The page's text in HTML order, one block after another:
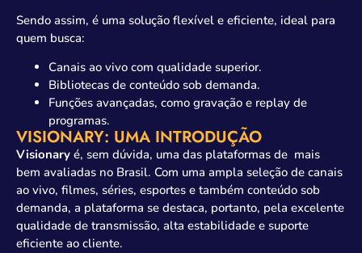
Sendo assim, é uma solução flexível e eficiente, ideal para
quem busca:
Canais ao vivo com qualidade superior.
Bibliotecas de conteúdo sob demanda.
Funções avançadas, como gravação e replay de
programas.
VISIONARY: UMA INTRODUÇÃO
Visionary é, sem dúvida, uma das plataformas de mais
bem avaliadas no Brasil. Com uma ampla seleção de canais
ao vivo, filmes, séries, esportes e também conteúdo sob
demanda, a plataforma se destaca, portanto, pela excelente
qualidade de transmissão, alta estabilidade e suporte
eficiente ao cliente.